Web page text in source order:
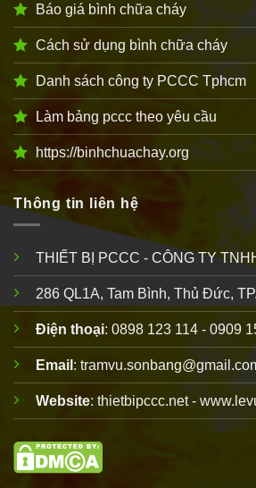
Báo giá bình chữa cháy
Cách sử dụng bình chữa cháy
Danh sách công ty PCCC Tphcm
Làm bảng pccc theo yêu cầu
https://binhchuachay.org
Thông tin liên hệ
THIẾT BỊ PCCC - CÔNG TY
286 QL1A, Tam Bình, Thủ Đức,
Điện thoại: 0898 123 114 - 0909
Email :
Website: thietbipccc.net -